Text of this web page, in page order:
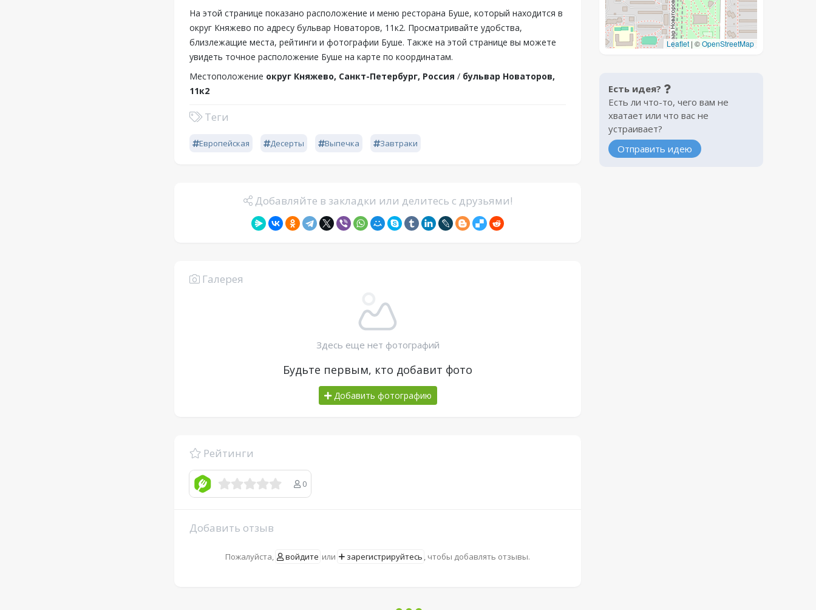
На этой странице показано расположение и меню ресторана Буше, который находится в
округ Княжево по адресу бульвар Новаторов, 11к2. Просматривайте удобства,
близлежащие места, рейтинги и фотографии Буше. Также на этой странице вы можете
увидеть точное расположение Буше на карте по координатам.
Местоположение округ Княжево, Санкт-Петербург, Россия / бульвар Новаторов,
11к2
Теги
Европейская Десерты Выпечка Завтраки
Добавляйте в закладки или делитесь с друзьями!
Галерея
Здесь еще нет фотографий
Будьте первым, кто добавит фото
Добавить фотографию
Рейтинги
0
Добавить отзыв
Пожалуйста, войдите или зарегистрируйтесь , чтобы добавлять отзывы.
Leaflet | ©OpenStreetMap
Есть идея?
Есть ли что-то, чего вам не
хватает или что вас не
устраивает?
Отправить идею